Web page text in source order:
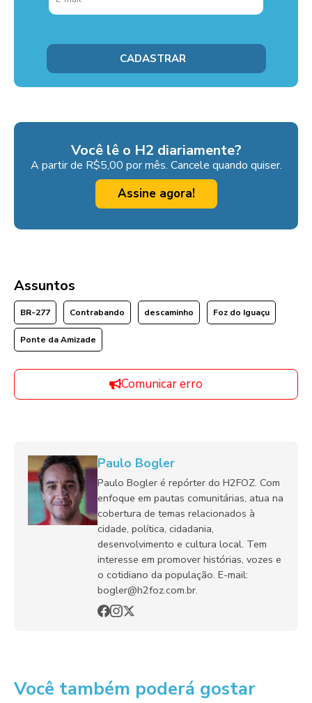
Você lê o H2 diariamente?
A partir de R$5,00 por mês. Cancele quando quiser.
Assine agora!
Assuntos
BR-277 Contrabando descaminho Foz do Iguaçu
Ponte da Amizade
Comunicar erro
Paulo Bogler
Paulo Bogler é repórter do H2FOZ. Com
enfoque em pautas comunitárias, atua na
cobertura de temas relacionados à
cidade, política, cidadania,
desenvolvimento e cultura local. Tem
interesse em promover histórias, vozes e
o cotidiano da população. E-mail:
bogler@h2foz.com.br.
Você também poderá gostar